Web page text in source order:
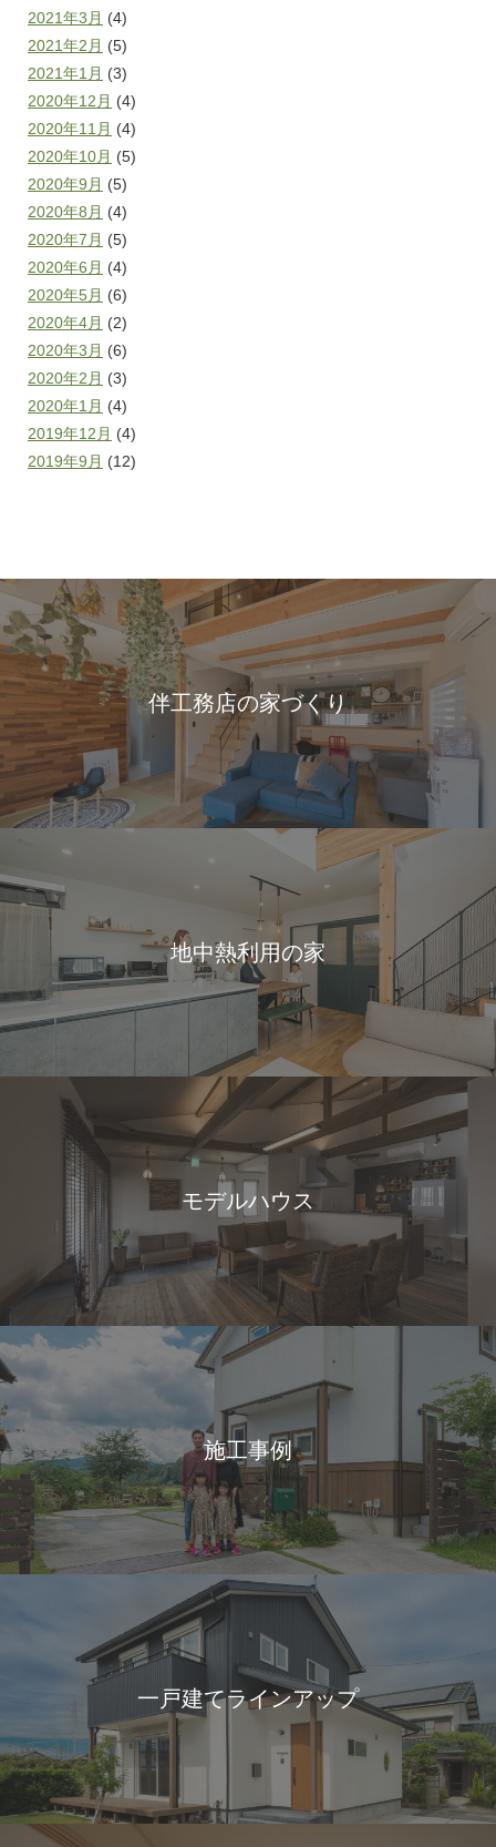
2021年3月 (4)
2021年2月 (5)
2021年1月 (3)
2020年12月 (4)
2020年11月 (4)
2020年10月 (5)
2020年9月 (5)
2020年8月 (4)
2020年7月 (5)
2020年6月 (4)
2020年5月 (6)
2020年4月 (2)
2020年3月 (6)
2020年2月 (3)
2020年1月 (4)
2019年12月 (4)
2019年9月 (12)
伴工務店の家づくり
地中熱利用の家
モデルハウス
施工事例
一戸建てラインアップ